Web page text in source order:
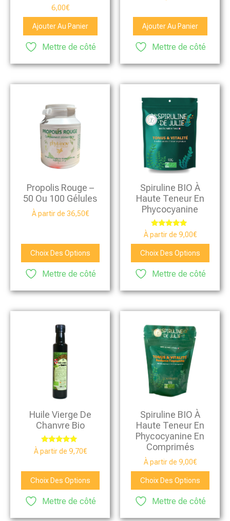
Note
5.00
sur 5
6,00€
Ajouter Au Panier
Mettre de côté
Ajouter Au Panier
Mettre de côté
Propolis Rouge –
50 Ou 100 Gélules
À partir de 36,50€
Choix Des Options
Mettre de côté
Spiruline BIO À
Haute Teneur En
Phycocyanine
Note
4.75
sur 5
À partir de 9,00€
Choix Des Options
Mettre de côté
Huile Vierge De
Chanvre Bio
Note
5.00
À partir de 9,70€
Choix Des Options
Mettre de côté
Spiruline BIO À
Haute Teneur En
Phycocyanine En
Comprimés
À partir de 9,00€
Choix Des Options
Mettre de côté